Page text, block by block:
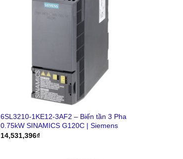
6SL3210-1KE12-3AF2 – Biến tần 3 Pha
0.75kW SINAMICS G120C | Siemens
14,531,396₫